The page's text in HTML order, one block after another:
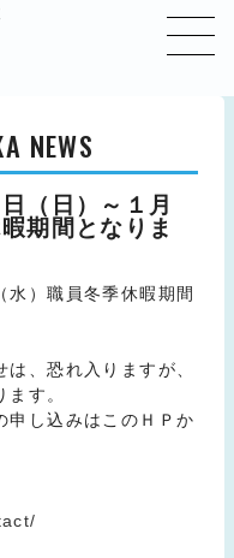
NEWS
（日）～１月
期間となりま
水）職員冬季休暇期間
、恐れ入りますが、
す。
申し込みはこのＨＰか